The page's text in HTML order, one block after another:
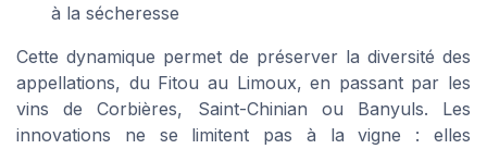
à la sécheresse
Cette dynamique permet de préserver la diversité des
appellations, du Fitou au Limoux, en passant par les
vins de Corbières, Saint-Chinian ou Banyuls. Les
innovations ne se limitent pas à la vigne : elles